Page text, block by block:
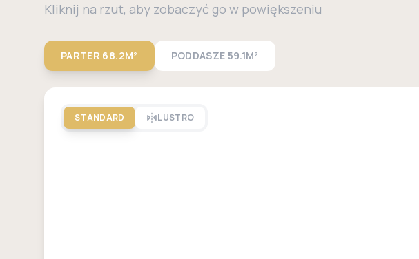
Kliknij na rzut, aby zobaczyć go w powiększeniu
PARTER 68.2M² PODDASZE 59.1M²
STANDARD LUSTRO